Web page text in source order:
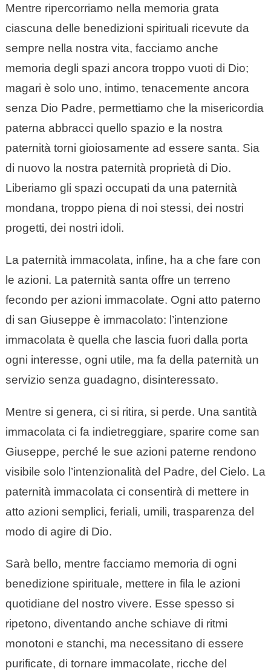
Mentre ripercorriamo nella memoria grata
ciascuna delle benedizioni spirituali ricevute da
sempre nella nostra vita, facciamo anche
memoria degli spazi ancora troppo vuoti di Dio;
magari è solo uno, intimo, tenacemente ancora
senza Dio Padre, permettiamo che la misericordia
paterna abbracci quello spazio e la nostra
paternità torni gioiosamente ad essere santa. Sia
di nuovo la nostra paternità proprietà di Dio.
Liberiamo gli spazi occupati da una paternità
mondana, troppo piena di noi stessi, dei nostri
progetti, dei nostri idoli.
La paternità immacolata, infine, ha a che fare con
le azioni. La paternità santa offre un terreno
fecondo per azioni immacolate. Ogni atto paterno
di san Giuseppe è immacolato: l’intenzione
immacolata è quella che lascia fuori dalla porta
ogni interesse, ogni utile, ma fa della paternità un
servizio senza guadagno, disinteressato.
Mentre si genera, ci si ritira, si perde. Una santità
immacolata ci fa indietreggiare, sparire come san
Giuseppe, perché le sue azioni paterne rendono
visibile solo l’intenzionalità del Padre, del Cielo. La
paternità immacolata ci consentirà di mettere in
atto azioni semplici, feriali, umili, trasparenza del
modo di agire di Dio.
Sarà bello, mentre facciamo memoria di ogni
benedizione spirituale, mettere in fila le azioni
quotidiane del nostro vivere. Esse spesso si
ripetono, diventando anche schiave di ritmi
monotoni e stanchi, ma necessitano di essere
purificate, di tornare immacolate, ricche del